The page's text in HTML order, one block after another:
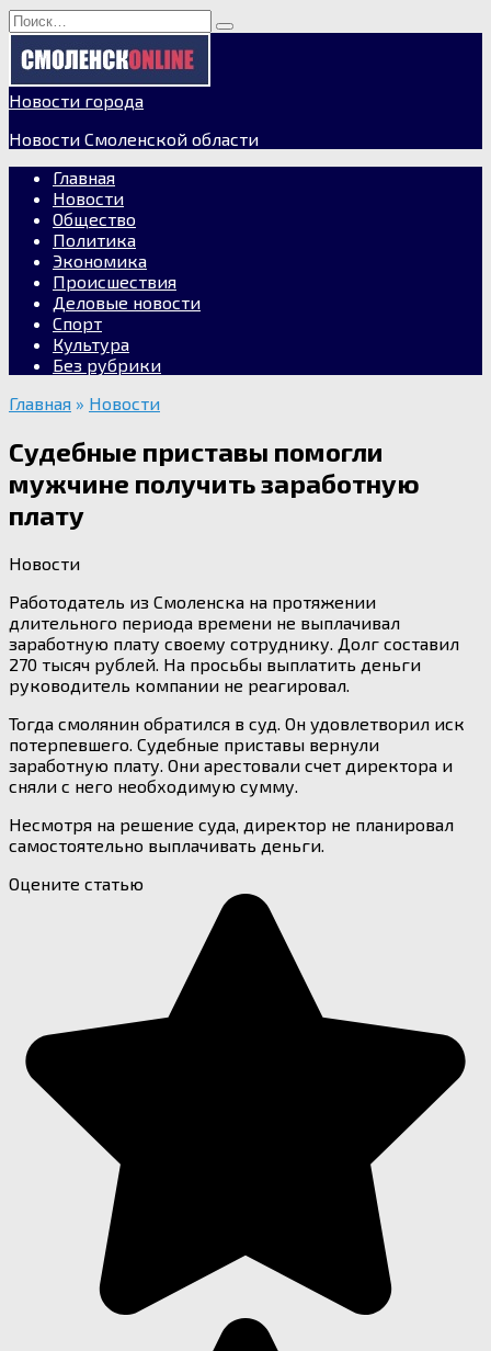
Перейти
к
содержанию
Search
for:
Новости города
Новости Смоленской области
Главная
Новости
Общество
Политика
Экономика
Происшествия
Деловые новости
Спорт
Культура
Без рубрики
Главная » Новости
Судебные приставы помогли
мужчине получить заработную
плату
Новости
Работодатель из Смоленска на протяжении
длительного периода времени не выплачивал
заработную плату своему сотруднику. Долг составил
270 тысяч рублей. На просьбы выплатить деньги
руководитель компании не реагировал.
Тогда смолянин обратился в суд. Он удовлетворил иск
потерпевшего. Судебные приставы вернули
заработную плату. Они арестовали счет директора и
сняли с него необходимую сумму.
Несмотря на решение суда, директор не планировал
самостоятельно выплачивать деньги.
Оцените статью